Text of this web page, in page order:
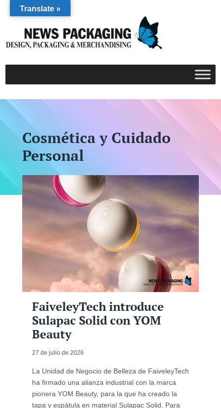
Cosmética y Cuidado
Personal
FaiveleyTech introduce
Sulapac Solid con YOM
Beauty
27 de julio de 2026
La Unidad de Negocio de Belleza de FaiveleyTech
ha firmado una alianza industrial con la marca
pionera YOM Beauty, para la que ha creado la
tapa y espátula en material Sulapac Solid. Para
Translate »